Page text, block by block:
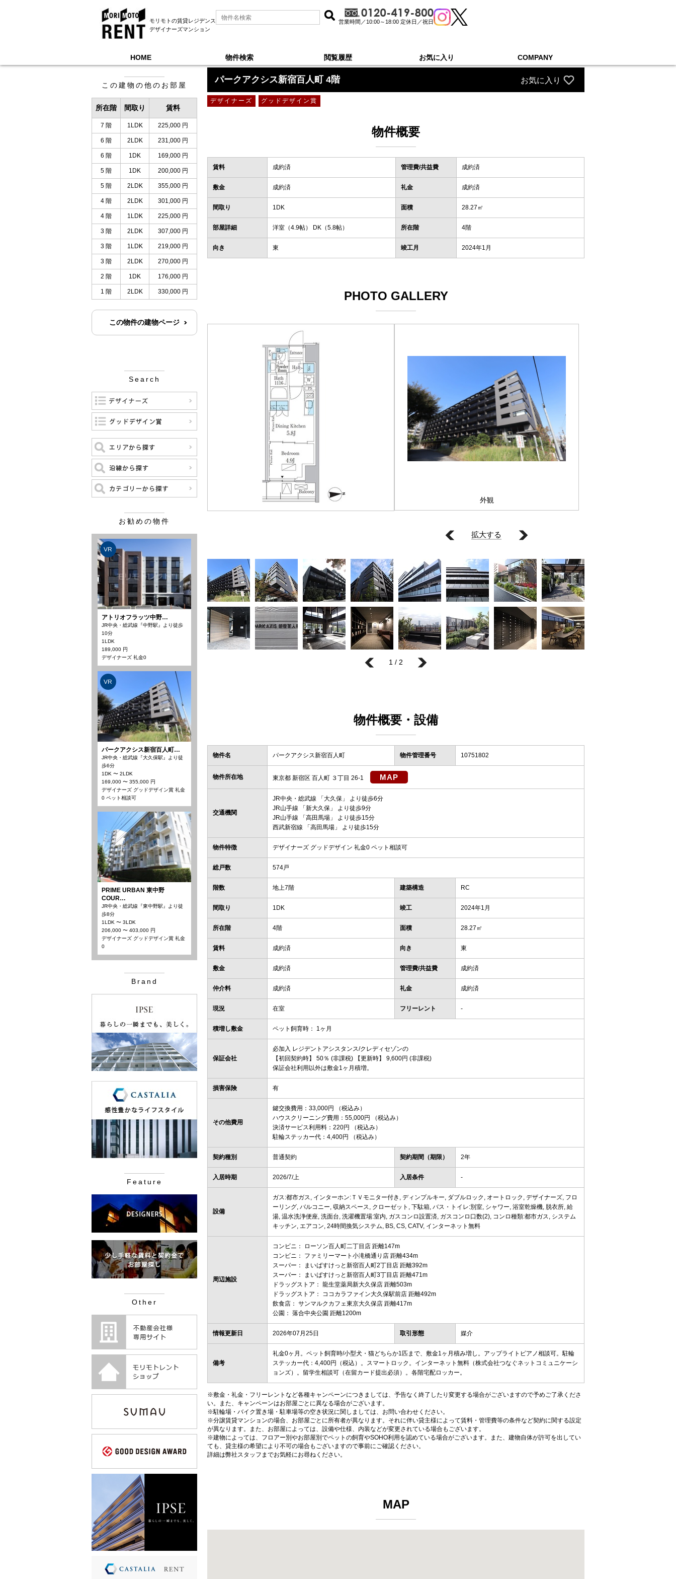
モリモトの賃貸レジデンス
デザイナーズマンション
営業時間／10:00～18:00 定休日／祝日
HOME 物件検索 閲覧履歴 お気に入り COMPANY
モリモトレントTOP ＞ パークアクシス新宿百人町 ＞ 4階
パークアクシス新宿百人町 4階 お気に入り
デザイナーズ グッドデザイン賞
物件概要
賃料 成約済 管理費/共益費 成約済
敷金 成約済 礼金 成約済
間取り 1DK 面積 28.27㎡
部屋詳細 洋室（4.9帖） DK（5.8帖） 所在階 4階
向き 東 竣工月 2024年1月
PHOTO GALLERY
拡大する
外観
1 / 2
物件概要・設備
物件名 パークアクシス新宿百人町 物件管理番号 10751802
物件所在地 東京都 新宿区 百人町 ３丁目 26-1 MAP
交通機関
JR中央・総武線 「 大久保 」 より徒歩6分
JR山手線 「 新大久保 」 より徒歩9分
JR山手線 「 高田馬場 」 より徒歩15分
西武新宿線 「 高田馬場 」 より徒歩15分
物件特徴 デザイナーズ グッドデザイン 礼金0 ペット相談可
総戸数 574戸
階数 地上7階 建築構造 RC
間取り 1DK 竣工 2024年1月
所在階 4階 面積 28.27㎡
賃料 成約済 向き 東
敷金 成約済 管理費/共益費 成約済
仲介料 成約済 礼金 成約済
現況 在室 フリーレント -
積増し敷金 ペット飼育時： 1ヶ月
保証会社
必加入 レジデントアシスタンス/クレディセゾンの
【初回契約時】 50％ (非課税) 【更新時】 9,600円 (非課税)
保証会社利用以外は敷金1ヶ月積増。
損害保険 有
その他費用
鍵交換費用：33,000円 （税込み）
ハウスクリーニング費用：55,000円 （税込み）
決済サービス利用料：220円 （税込み）
駐輪ステッカー代：4,400円 （税込み）
契約種別 普通契約 契約期間（期限） 2年
入居時期 2026/7/上 入居条件 -
設備
ガス:都市ガス, インターホン:ＴＶモニター付き, ディンプルキー, ダブルロック, オートロック, デザイナーズ, フロ
ーリング, バルコニー, 収納スペース, クローゼット, 下駄箱, バス・トイレ:別室, シャワー, 浴室乾燥機, 脱衣所, 給
湯, 温水洗浄便座, 洗面台, 洗濯機置場:室内, ガスコンロ設置済, ガスコンロ口数(2), コンロ種類:都市ガス, システム
キッチン, エアコン, 24時間換気システム, BS, CS, CATV, インターネット無料
周辺施設
コンビニ： ローソン百人町二丁目店 距離147m
コンビニ： ファミリーマート小滝橋通り店 距離434m
スーパー： まいばすけっと新宿百人町2丁目店 距離392m
スーパー： まいばすけっと新宿百人町3丁目店 距離471m
ドラッグストア： 龍生堂薬局新大久保店 距離503m
ドラッグストア： ココカラファイン大久保駅前店 距離492m
飲食店： サンマルクカフェ東京大久保店 距離417m
公園： 落合中央公園 距離1200m
情報更新日 2026年07月25日 取引形態 媒介
備考
礼金0ヶ月。ペット飼育時/小型犬・猫どちらか1匹まで、敷金1ヶ月積み増し。アップライトピアノ相談可。駐輪
ステッカー代：4,400円（税込）。スマートロック。インターネット無料（株式会社つなぐネットコミュニケーシ
ョンズ）。留学生相談可（在留カード提出必須）。各階宅配ロッカー。
※敷金・礼金・フリーレントなど各種キャンペーンにつきましては、予告なく終了したり変更する場合がございますので予めご了承くださ
い。また、キャンペーンはお部屋ごとに異なる場合がございます。
※駐輪場・バイク置き場・駐車場等の空き状況に関しましては、お問い合わせください。
※分譲賃貸マンションの場合、お部屋ごとに所有者が異なります。それに伴い貸主様によって賃料・管理費等の条件など契約に関する設定
が異なります。また、お部屋によっては、設備や仕様、内装などが変更されている場合もございます。
※建物によっては、フロアー別やお部屋別でペットの飼育やSOHO利用を認めている場合がございます。また、建物自体が許可を出してい
ても、貸主様の希望により不可の場合もございますので事前にご確認ください。
詳細は弊社スタッフまでお気軽にお尋ねください。
MAP
この建物の他のお部屋
所在階 間取り 賃料
7 階 1LDK 225,000 円
6 階 2LDK 231,000 円
6 階 1DK 169,000 円
5 階 1DK 200,000 円
5 階 2LDK 355,000 円
4 階 2LDK 301,000 円
4 階 1LDK 225,000 円
3 階 2LDK 307,000 円
3 階 1LDK 219,000 円
3 階 2LDK 270,000 円
2 階 1DK 176,000 円
1 階 2LDK 330,000 円
この物件の建物ページ
Search
お勧めの物件
VR
アトリオフラッツ中野…
JR中央・総武線『中野駅』より徒歩
10分
1LDK
189,000 円
デザイナーズ 礼金0
VR
パークアクシス新宿百人町…
JR中央・総武線『大久保駅』より徒
歩6分
1DK 〜 2LDK
169,000 〜 355,000 円
デザイナーズ グッドデザイン賞 礼金
0 ペット相談可
PRIME URBAN 東中野
COUR…
JR中央・総武線『東中野駅』より徒
歩8分
1LDK 〜 3LDK
206,000 〜 403,000 円
デザイナーズ グッドデザイン賞 礼金
0
Brand
Feature
Other